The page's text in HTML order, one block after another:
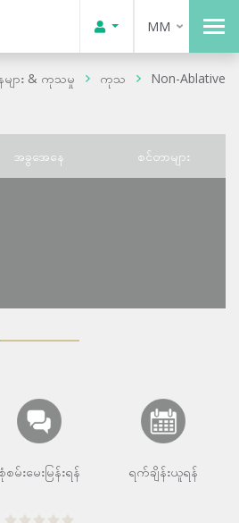
MM
များ & ကုသမှု ကုသ
Non-Ablative
အခွအေနေ စင်တာများ
စုံစမ်းမေးမြန်းရန် ရက်ချိန်းယူရန်